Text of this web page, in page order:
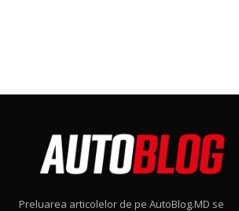
Preluarea articolelor de pe AutoBlog.MD se